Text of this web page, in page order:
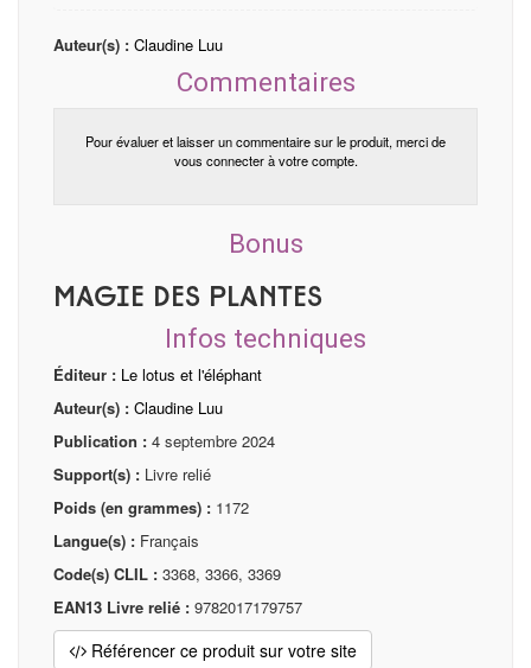
Auteur(s) : Claudine Luu
Commentaires
Pour évaluer et laisser un commentaire sur le produit, merci de
vous connecter à votre compte.
Bonus
Magie des plantes
Infos techniques
Éditeur : Le lotus et l'éléphant
Auteur(s) : Claudine Luu
Publication : 4 septembre 2024
Support(s) : Livre relié
Poids (en grammes) : 1172
Langue(s) : Français
Code(s) CLIL : 3368, 3366, 3369
EAN13 Livre relié : 9782017179757
Référencer ce produit sur votre site